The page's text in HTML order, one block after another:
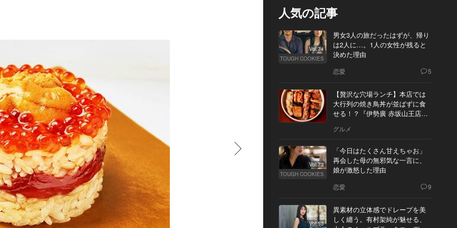
人気の記事
Vol.74
TOUGH COOKIES
男女3人の旅だったはずが、帰り
は2人に…。1人の女性が残ると
決めた理由
恋愛 5
【贅沢な穴場ランチ】本店では
大行列の焼き鳥丼が並ばずに食
せる！？『伊勢廣 赤坂山王店』
グルメ
Vol.73
TOUGH COOKIES
「今日はたくさん甘えちゃお」
再会した母の無邪気な一言に、
娘が激怒した理由
恋愛 9
Vol.53
異素材の立体感でドレープを美
しく纏う。有村架純が魅せる、